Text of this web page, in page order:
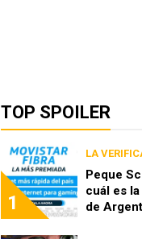
TOP SPOILER
1
LA
Peque
cuál es
de